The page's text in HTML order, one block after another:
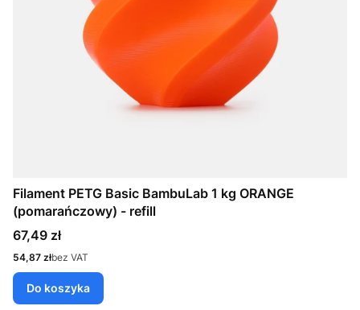
Filament PETG Basic BambuLab 1 kg ORANGE
(pomarańczowy) - refill
Cena
67,49 zł
Cena
54,87 złbez VAT
Do koszyka